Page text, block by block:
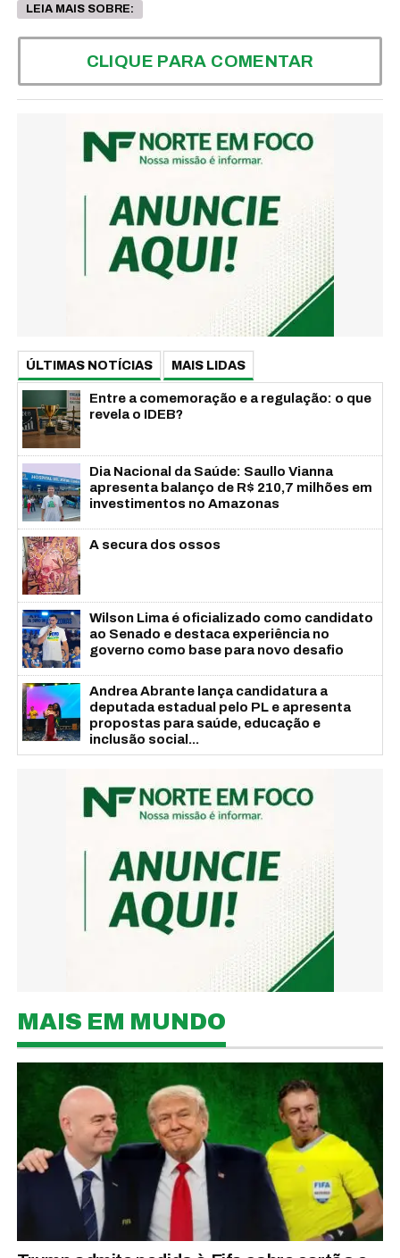
LEIA MAIS SOBRE:
CLIQUE PARA COMENTAR
ÚLTIMAS NOTÍCIAS MAIS LIDAS
Entre a comemoração e a regulação: o que
revela o IDEB?
Dia Nacional da Saúde: Saullo Vianna
apresenta balanço de R$ 210,7 milhões em
investimentos no Amazonas
A secura dos ossos
Wilson Lima é oficializado como candidato
ao Senado e destaca experiência no
governo como base para novo desafio
Andrea Abrante lança candidatura a
deputada estadual pelo PL e apresenta
propostas para saúde, educação e
inclusão social...
MAIS EM MUNDO